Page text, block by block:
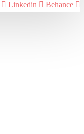
Linkedin Behance